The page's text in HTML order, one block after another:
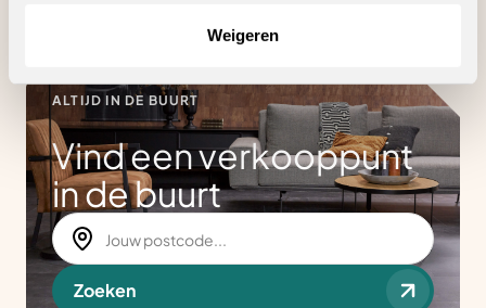
Weigeren
ALTIJD IN DE BUURT
Vind een verkooppunt
in de buurt
Zoeken